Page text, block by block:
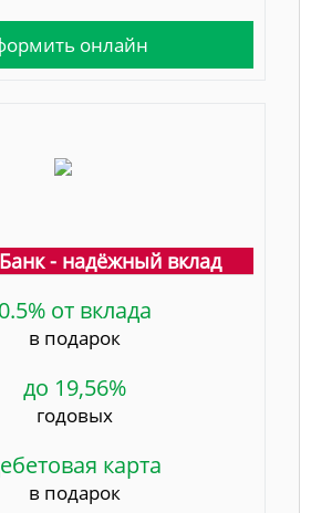
онлайн
- надёжный вклад
0.5% от вклада
в подарок
до 19,56%
годовых
карта
в подарок